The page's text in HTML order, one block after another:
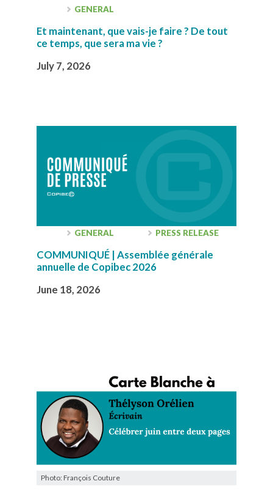
GENERAL
Et maintenant, que vais-je faire ? De tout
ce temps, que sera ma vie ?
July 7, 2026
GENERAL PRESS RELEASE
COMMUNIQUÉ | Assemblée générale
annuelle de Copibec 2026
June 18, 2026
Photo: François Couture